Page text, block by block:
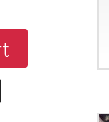
NEVERLAND 1 - 20